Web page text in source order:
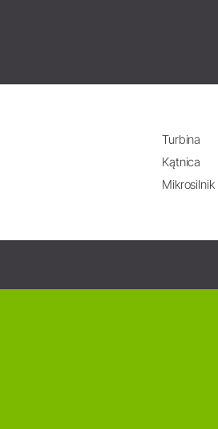
Turbina
Kątnica
Mikrosilnik